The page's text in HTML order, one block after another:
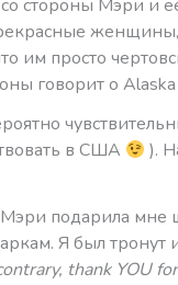
стороны Мэри и
им просто
говорит о
в США
).
подарила мне
Я был тронут
, thank YOU for